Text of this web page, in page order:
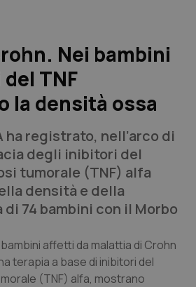
Nei bambini
TNF
la densità ossa
ha registrato, nell’arco di
degli inibitori del
tumorale (TNF) alfa
densità e della
74 bambini con il Morbo
bambini affetti da malattia di Crohn
terapia a base di inibitori del
(TNF) alfa, mostrano